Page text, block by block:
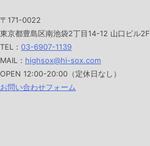
〒171-0022
東京都豊島区南池袋2丁目14-12 山口ビル2F
TEL： 03-6907-1139
MAIL： highsox@hi-sox.com
OPEN 12:00-20:00（定休日なし）
お問い合わせフォーム